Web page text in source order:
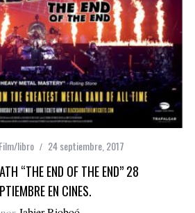
Film/libro 24 septiembre, 2017
“THE END OF THE END” 28
EN CINES.